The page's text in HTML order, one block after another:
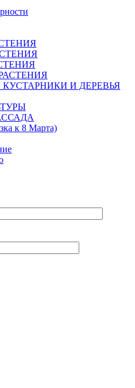
И ДЕРЕВЬЯ
к 8 Марта)